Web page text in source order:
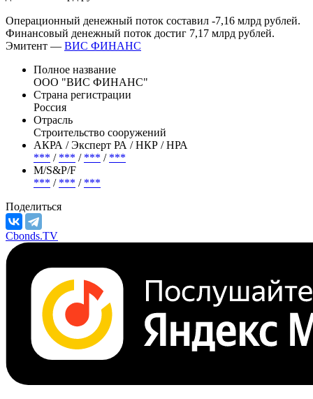
итогам 12 мес. 2025 г. составил 16,93 млрд рублей, что больше
чистого долга годом ранее на 72.7%. Облигационный долг
достиг 17 млрд рублей.
Операционный денежный поток составил -7,16 млрд рублей.
Финансовый денежный поток достиг 7,17 млрд рублей.
Эмитент —ВИС ФИНАНС
Полное название
ООО "ВИС ФИНАНС"
Страна регистрации
Россия
Отрасль
Строительство сооружений
***/***
М/S&P/F
***/
Поделиться
Cbonds.TV